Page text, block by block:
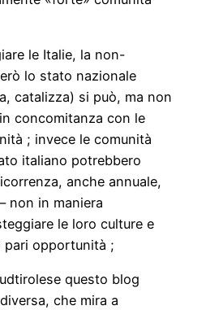
le Italie, la non-
lo stato nazionale
catalizza) si può, ma non
concomitanza con le
; invece le comunità
italiano potrebbero
anche annuale,
non in maniera
le loro culture e
pari opportunità ;
questo blog
che mira a